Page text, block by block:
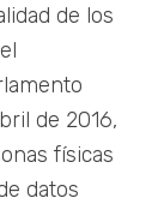
de los
de 2016,
físicas
datos